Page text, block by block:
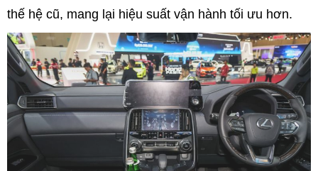
thế hệ cũ, mang lại hiệu suất vận hành tối ưu hơn.